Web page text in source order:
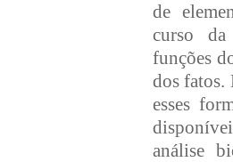
de
curso da
funções
dos fatos.
esses
análise